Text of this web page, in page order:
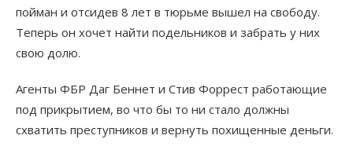
пойман и отсидев 8 лет в тюрьме вышел на свободу.
Теперь он хочет найти подельников и забрать у них
свою долю.
Агенты ФБР Даг Беннет и Стив Форрест работающие
под прикрытием, во что бы то ни стало должны
схватить преступников и вернуть похищенные деньги.